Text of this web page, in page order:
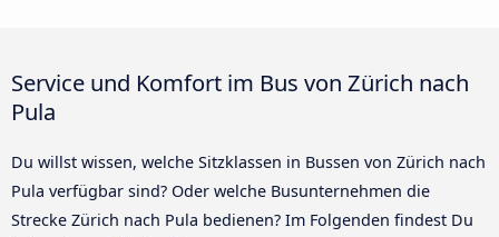
Service und Komfort im Bus von Zürich nach
Pula
Du willst wissen, welche Sitzklassen in Bussen von Zürich nach
Pula verfügbar sind? Oder welche Busunternehmen die
Strecke Zürich nach Pula bedienen? Im Folgenden findest Du